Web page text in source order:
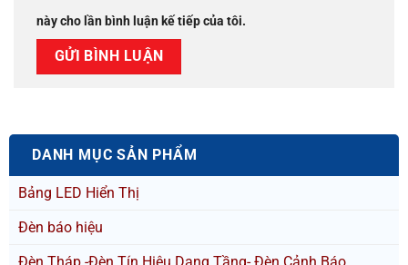
này cho lần bình luận kế tiếp của tôi.
DANH MỤC SẢN PHẨM
Bảng LED Hiển Thị
Đèn báo hiệu